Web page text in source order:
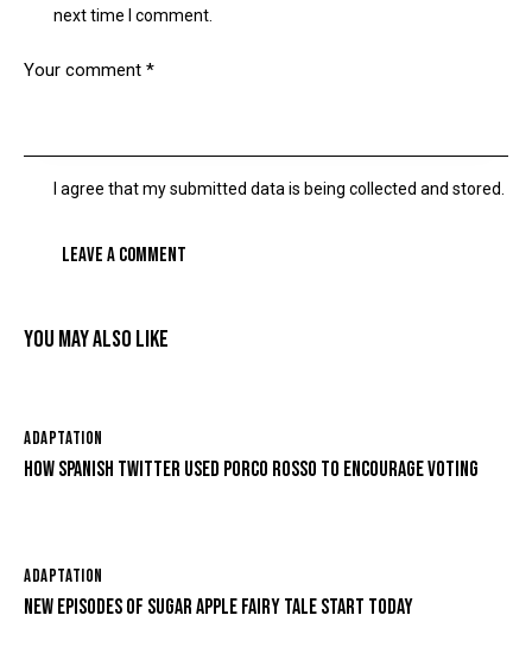
next time I comment.
I agree that my submitted data is being collected and stored.
YOU MAY ALSO LIKE
ADAPTATION
HOW SPANISH TWITTER USED PORCO ROSSO TO ENCOURAGE VOTING
ADAPTATION
NEW EPISODES OF SUGAR APPLE FAIRY TALE START TODAY